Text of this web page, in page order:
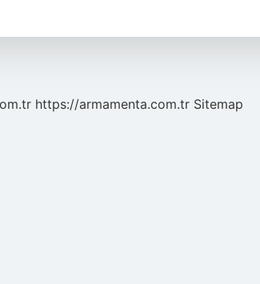
https://armamenta.com.tr Sitemap